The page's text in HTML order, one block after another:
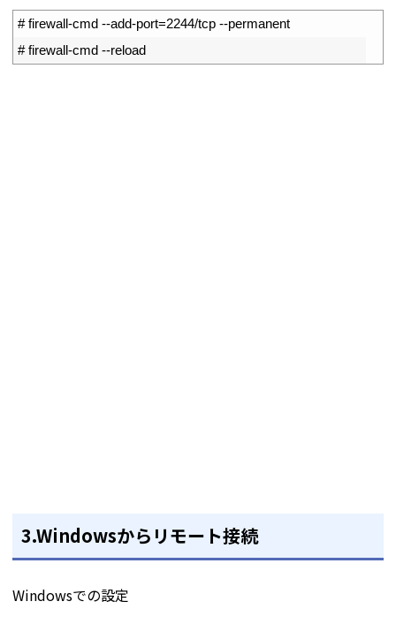
# firewall-cmd --add-port=2244/tcp --permanent
# firewall-cmd --reload
3.Windowsからリモート接続
Windowsでの設定